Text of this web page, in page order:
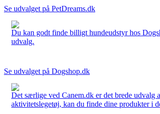
Se udvalget på PetDreams.dk
Du kan godt finde billigt hundeudstyr hos
udvalg.
Se udvalget på Dogshop.dk
Det særlige ved Canem.dk er det brede
aktivitetslegetøj, kan du finde dine produkter i